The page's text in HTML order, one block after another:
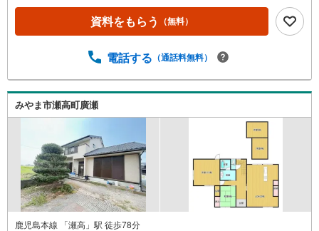
資料をもらう （無料）
電話する （通話料無料）
みやま市瀬高町廣瀬
鹿児島本線 「瀬高」駅 徒歩78分